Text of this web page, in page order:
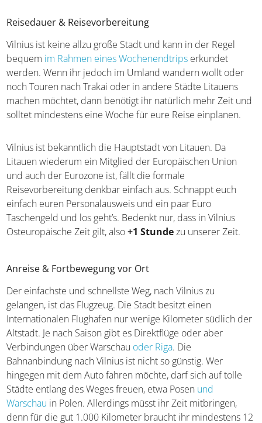
Reisedauer & Reisevorbereitung
Vilnius ist keine allzu große Stadt und kann in der Regel
bequem im Rahmen eines Wochenendtrips erkundet
werden. Wenn ihr jedoch im Umland wandern wollt oder
noch Touren nach Trakai oder in andere Städte Litauens
machen möchtet, dann benötigt ihr natürlich mehr Zeit und
solltet mindestens eine Woche für eure Reise einplanen.
Vilnius ist bekanntlich die Hauptstadt von Litauen. Da
Litauen wiederum ein Mitglied der Europäischen Union
und auch der Eurozone ist, fällt die formale
Reisevorbereitung denkbar einfach aus. Schnappt euch
einfach euren Personalausweis und ein paar Euro
Taschengeld und los geht’s. Bedenkt nur, dass in Vilnius
Osteuropäische Zeit gilt, also+1 Stundezu unserer Zeit.
Anreise & Fortbewegung vor Ort
Der einfachste und schnellste Weg, nach Vilnius zu
gelangen, ist das Flugzeug. Die Stadt besitzt einen
Internationalen Flughafen nur wenige Kilometer südlich der
Altstadt. Je nach Saison gibt es Direktflüge oder aber
Verbindungen über Warschau oder Riga. Die
Bahnanbindung nach Vilnius ist nicht so günstig. Wer
hingegen mit dem Auto fahren möchte, darf sich auf tolle
Städte entlang des Weges freuen, etwa Posen und
Warschau in Polen. Allerdings müsst ihr Zeit mitbringen,
denn für die gut 1.000 Kilometer braucht ihr mindestens 12